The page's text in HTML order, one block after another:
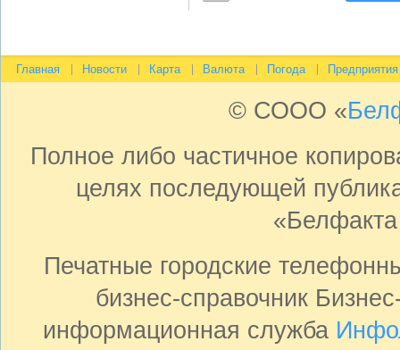
Главная Новости Карта Валюта Погода Предприятия
© СООО «
Полное либо частичное
целях последующей
Печатные городские
бизнес-справочник
информационная служба